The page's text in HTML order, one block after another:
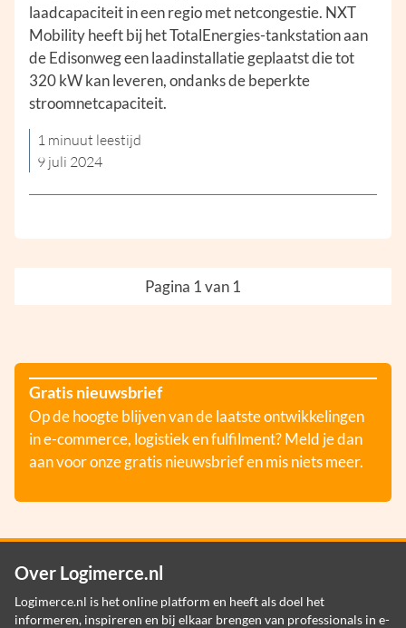
laadcapaciteit in een regio met netcongestie. NXT
Mobility heeft bij het TotalEnergies-tankstation aan
de Edisonweg een laadinstallatie geplaatst die tot
320 kW kan leveren, ondanks de beperkte
stroomnetcapaciteit.
1 minuut leestijd
9 juli 2024
Pagina 1 van 1
Gratis nieuwsbrief
Op de hoogte blijven van de laatste ontwikkelingen
in e-commerce, logistiek en fulfilment? Meld je dan
aan voor onze gratis nieuwsbrief en mis niets meer.
Over Logimerce.nl
Logimerce.nl is het online platform en heeft als doel het
informeren, inspireren en bij elkaar brengen van professionals in e-